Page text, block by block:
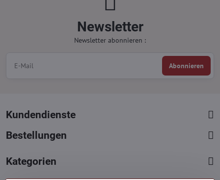
Newsletter
Newsletter abonnieren :
Abonnieren
Kundendienste
Bestellungen
Kategorien